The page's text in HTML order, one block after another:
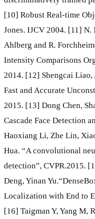
[10] Robust Real-time
Jones. IJCV 2004. [11] N.
Ahlberg and R.
Intensity Comparisons
2014. [12] Shengcai
Fast and Accurate
2015. [13] Dong Chen,
Cascade Face Detection
Haoxiang Li, Zhe Lin,
Hua. “A convolutional
detection”, CVPR.2015.
Deng, Yinan
Localization with End to
[16] Taigman Y, Yang M,